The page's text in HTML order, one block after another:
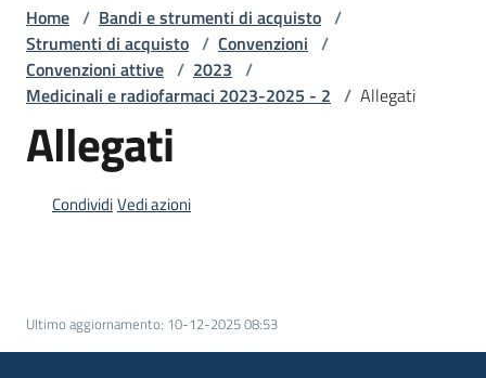
telematici
Bandi
Home / Bandi e strumenti di acquisto /
Strumenti di acquisto / Convenzioni /
Convenzioni attive / 2023 /
Medicinali e radiofarmaci 2023-2025 - 2 / Allegati
Allegati
CondividiVedi azioni
Ultimo aggiornamento: 10-12-2025 08:53